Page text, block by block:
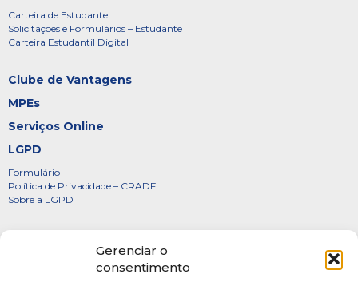
Gerenciar o
consentimento
Carteira de Estudante
Solicitações e Formulários – Estudante
Carteira Estudantil Digital
Clube de Vantagens
MPEs
Serviços Online
LGPD
Formulário
Política de Privacidade – CRADF
Sobre a LGPD